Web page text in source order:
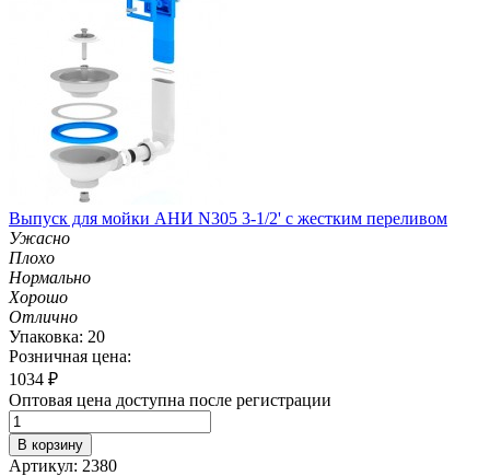
Выпуск для мойки АНИ N305 3-1/2' с жестким переливом
Ужасно
Плохо
Нормально
Хорошо
Отлично
Упаковка: 20
Розничная цена:
1034 ₽
Оптовая цена доступна после регистрации
В корзину
Артикул: 2380